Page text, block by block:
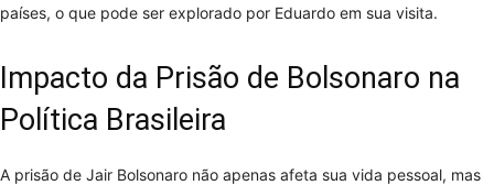
países, o que pode ser explorado por Eduardo em sua visita.
Impacto da Prisão de Bolsonaro na
Política Brasileira
A prisão de Jair Bolsonaro não apenas afeta sua vida pessoal, mas